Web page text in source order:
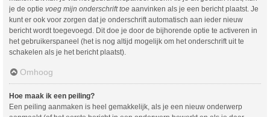
je de optie voeg mijn onderschrift toe aanvinken als je een bericht plaatst. Je
kunt er ook voor zorgen dat je onderschrift automatisch aan ieder nieuw
bericht wordt toegevoegd. Dit doe je door de bijhorende optie te activeren in
het gebruikerspaneel (het is nog altijd mogelijk om het onderschrift uit te
schakelen als je het bericht plaatst).
Omhoog
Hoe maak ik een peiling?
Een peiling aanmaken is heel gemakkelijk, als je een nieuw onderwerp